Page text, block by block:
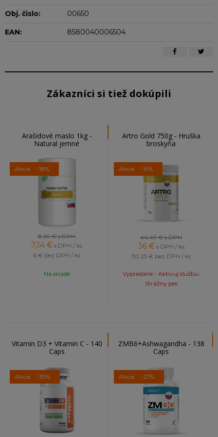
Obj. čislo: 00650
EAN: 8580040006504
Zákazníci si tiež dokúpili
Arašidové maslo 1kg -
Natural jemné
Akcia -18%
8,69 €s DPH
7,14 € s DPH / ks
6 € bez DPH / ks
Na sklade
Artro Gold 750g - Hruška
broskyňa
Akcia -19%
44,49 €s DPH
36 € s DPH / ks
30,25 € bez DPH / ks
Vypredané - Aktivuj službu:
Strážny pes
Vitamin D3 + Vitamin C - 140
Caps
Akcia -39%
ZMB6+Ashwagandha - 138
Caps
Akcia -27%